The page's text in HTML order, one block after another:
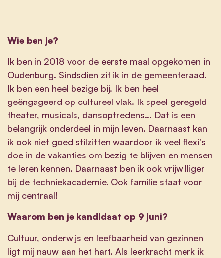
Wie ben je?
Ik ben in 2018 voor de eerste maal opgekomen in
Oudenburg. Sindsdien zit ik in de gemeenteraad.
Ik ben een heel bezige bij. Ik ben heel
geëngageerd op cultureel vlak. Ik speel geregeld
theater, musicals, dansoptredens... Dat is een
belangrijk onderdeel in mijn leven. Daarnaast kan
ik ook niet goed stilzitten waardoor ik veel flexi's
doe in de vakanties om bezig te blijven en mensen
te leren kennen. Daarnaast ben ik ook vrijwilliger
bij de techniekacademie. Ook familie staat voor
mij centraal!
Waarom ben je kandidaat op 9 juni?
Cultuur, onderwijs en leefbaarheid van gezinnen
ligt mij nauw aan het hart. Als leerkracht merk ik